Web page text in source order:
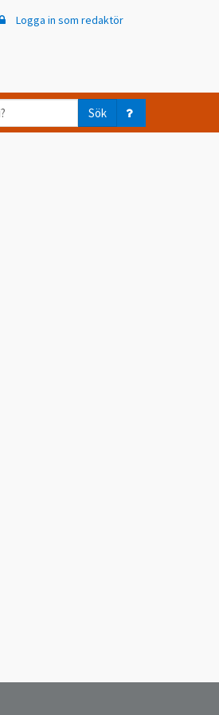
Logga in som redaktör
Sök